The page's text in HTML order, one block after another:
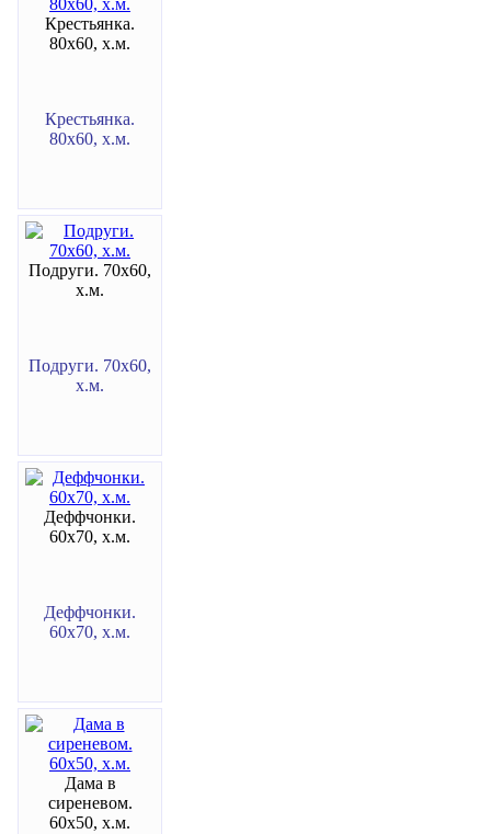
Крестьянка.
80х60, х.м.
Крестьянка.
80х60, х.м.
Подруги. 70х60,
х.м.
Подруги. 70х60,
х.м.
Деффчонки.
60х70, х.м.
Деффчонки.
60х70, х.м.
Дама в
сиреневом.
60х50, х.м.